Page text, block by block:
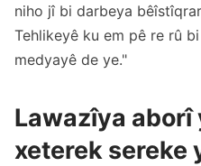
niho jî bi darbeya
Tehlikeyê ku em pê re rû
medyayê de ye."
Lawazîya aborî
xeterek sereke